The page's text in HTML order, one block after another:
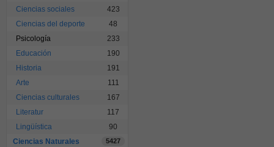
Ciencias sociales
423
Ciencias del deporte
48
Psicología
233
Educación
190
Historia
191
Arte
111
Ciencias culturales
167
Literatur
117
Lingüística
90
Ciencias Naturales
5427